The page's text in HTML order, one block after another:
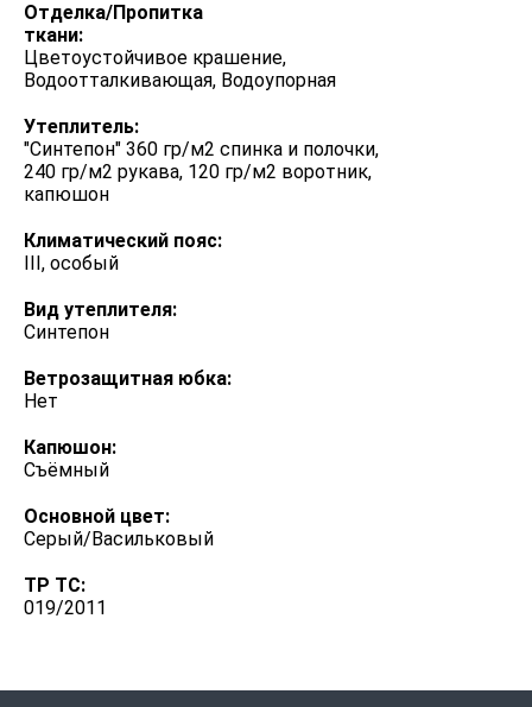
Отделка/Пропитка
ткани:
Цветоустойчивое крашение,
Водоотталкивающая, Водоупорная
Утеплитель:
"Синтепон" 360 гр/м2 спинка и полочки,
240 гр/м2 рукава, 120 гр/м2 воротник,
капюшон
Климатический пояс:
III, особый
Вид утеплителя:
Синтепон
Ветрозащитная юбка:
Нет
Капюшон:
Съёмный
Основной цвет:
Серый/Васильковый
ТР ТС:
019/2011